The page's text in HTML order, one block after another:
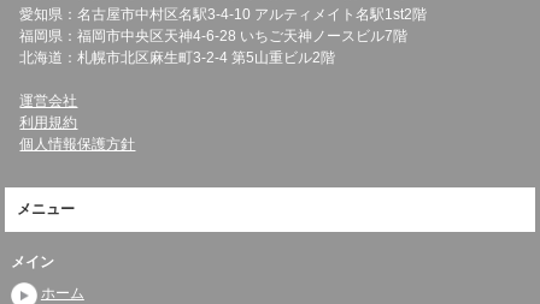
愛知県：名古屋市中村区名駅3-4-10 アルティメイト名駅1st2階
福岡県：福岡市中央区天神4-6-28 いちご天神ノースビル7階
北海道：札幌市北区麻生町3-2-4 第5山重ビル2階
運営会社
利用規約
個人情報保護方針
メニュー
メイン
ホーム